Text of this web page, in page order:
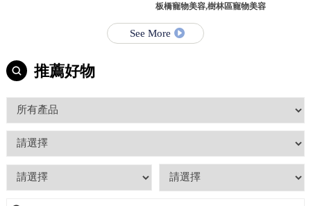
板橋寵物美容,樹林區寵物美容
See More
推薦好物